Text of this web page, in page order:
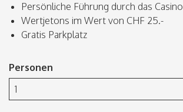
Persönliche Führung durch das Casino
Wertjetons im Wert von CHF 25.-
Gratis Parkplatz
Personen